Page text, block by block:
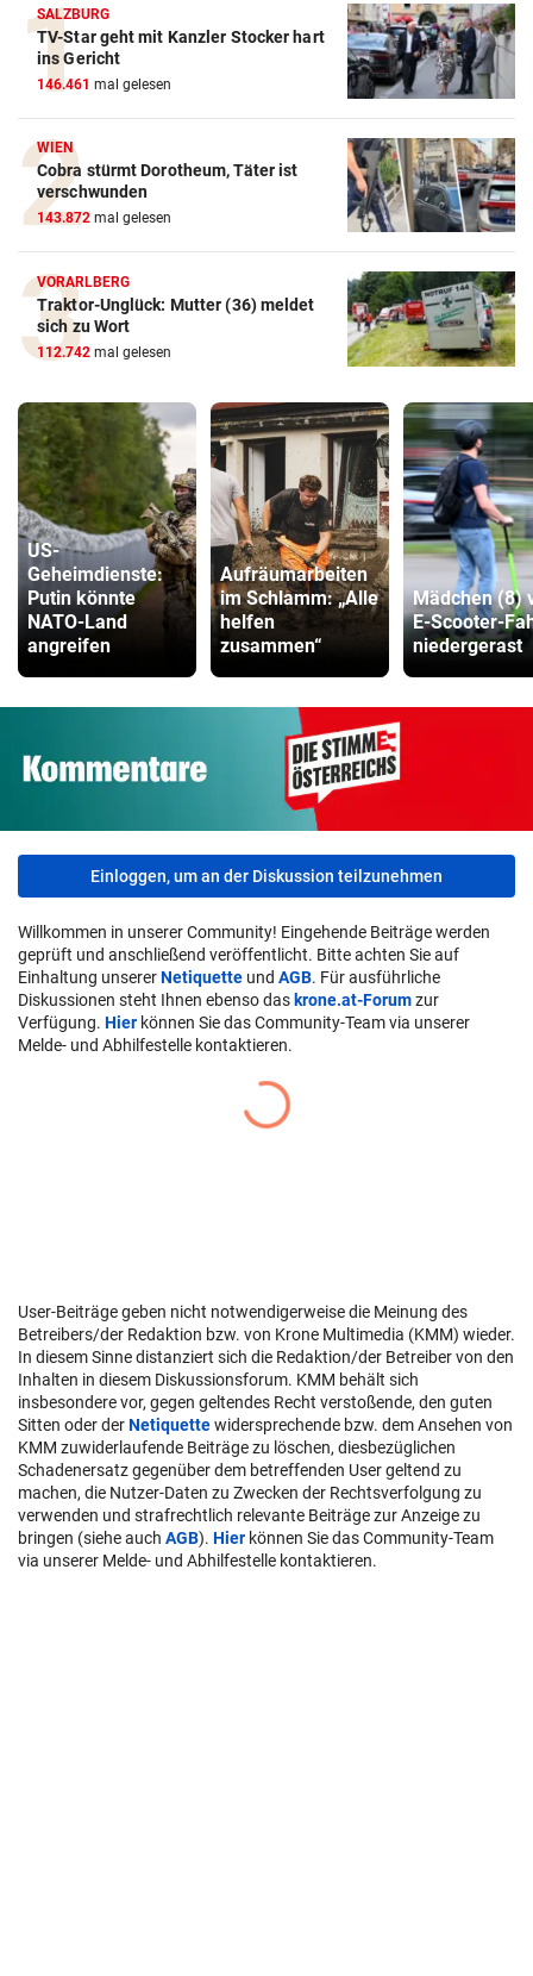
SALZBURG
TV-Star geht mit Kanzler Stocker hart
ins Gericht
146.461 mal gelesen
WIEN
Cobra stürmt Dorotheum, Täter ist
verschwunden
143.872 mal gelesen
VORARLBERG
Traktor-Unglück: Mutter (36) meldet
sich zu Wort
112.742 mal gelesen
US-
Geheimdienste:
Putin könnte
NATO-Land
angreifen
Aufräumarbeiten
im Schlamm: „Alle
helfen
zusammen“
Mädchen (8)
E-Scooter-
niedergerast
Einloggen, um an der Diskussion teilzunehmen
Willkommen in unserer Community! Eingehende Beiträge werden
geprüft und anschließend veröffentlicht. Bitte achten Sie auf
Einhaltung unsererNetiquette und AGB. Für ausführliche
Diskussionen steht Ihnen ebenso das krone.at-Forumzur
Verfügung. Hier können Sie das Community-Team via unserer
Melde- und Abhilfestelle kontaktieren.
User-Beiträge geben nicht notwendigerweise die Meinung des
Betreibers/der Redaktion bzw. von Krone Multimedia (KMM) wieder.
In diesem Sinne distanziert sich die Redaktion/der Betreiber von den
Inhalten in diesem Diskussionsforum. KMM behält sich
insbesondere vor, gegen geltendes Recht verstoßende, den guten
Sitten oder derNetiquettewidersprechende bzw. dem Ansehen von
KMM zuwiderlaufende Beiträge zu löschen, diesbezüglichen
Schadenersatz gegenüber dem betreffenden User geltend zu
machen, die Nutzer-Daten zu Zwecken der Rechtsverfolgung zu
verwenden und strafrechtlich relevante Beiträge zur Anzeige zu
bringen (siehe auch AGB). Hier können Sie das Community-Team
via unserer Melde- und Abhilfestelle kontaktieren.